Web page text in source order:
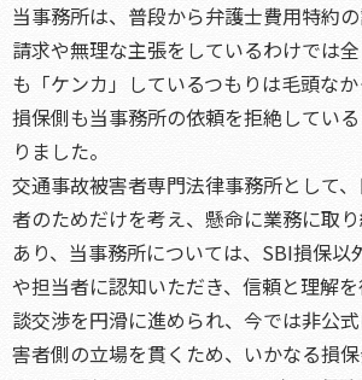
当事務所は、普段から弁護士費用特約
請求や無理な主張をしているわけでは
も「ケンカ」しているつもりは毛頭な
損保側も当事務所の依頼を拒絶してい
りました。
交通事故被害者専門法律事務所として
者のためだけを考え、懸命に業務に取
あり、当事務所については、SBI損保以
や担当者に認知いただき、信頼と理解
談交渉を円滑に進められ、今では非公
害者側の立場を貫くため、いかなる損